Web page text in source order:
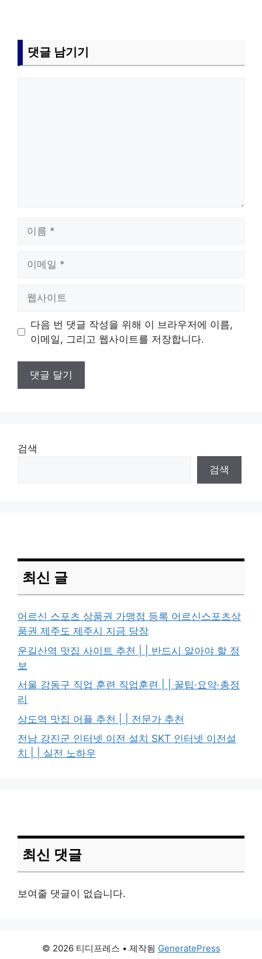
댓글 남기기
트
다음 번 댓글 작성을 위해 이 브라우저에 이름,
이메일, 그리고 웹사이트를 저장합니다.
검색
검색
최신 글
어르신 스포츠 상품권 가맹점 등록 어르신스포츠상
품권 제주도 제주시 지금 당장
운길산역 맛집 사이트 추천 | | 반드시 알아야 할 정
보
서울 강동구 직업 훈련 직업훈련 | | 꿀팁·요약·총정
리
상도역 맛집 어플 추천 | | 전문가 추천
전남 강진군 인터넷 이전 설치 SKT 인터넷 이전설
치 | | 실전 노하우
최신 댓글
보여줄 댓글이 없습니다.
© 2026 티디프레스 • 제작됨 GeneratePress